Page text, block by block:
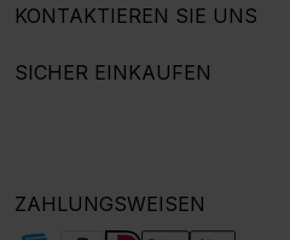
KONTAKTIEREN SIE UNS
SICHER EINKAUFEN
ZAHLUNGSWEISEN